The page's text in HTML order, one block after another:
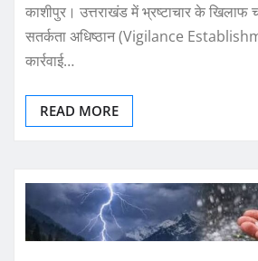
काशीपुर। उत्तराखंड में भ्रष्टाचार के
सतर्कता अधिष्ठान (Vigilance
कार्रवाई…
READ MORE